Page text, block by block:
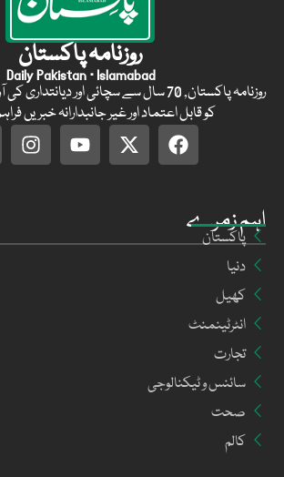
اہم زمرے
پاکستان
دنیا
کھیل
انٹرٹینمنٹ
تجارت
سائنس و ٹیکنالوجی
صحت
کالم
روزنامہ پاکستان
Daily Pakistan · Islamabad
روزنامہ پاکستان, 70 سال سے سچائی اور
کو قابل اعتماد اور غیر جانبدارانہ خبریں